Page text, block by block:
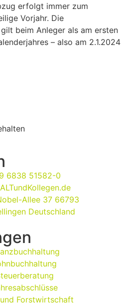
erfolgt immer zum
Vorjahr. Die
beim Anleger als am ersten
– also am 2.1.2024
6838 51582-0
Allee 37 66793
Deutschland
Forstwirtschaft